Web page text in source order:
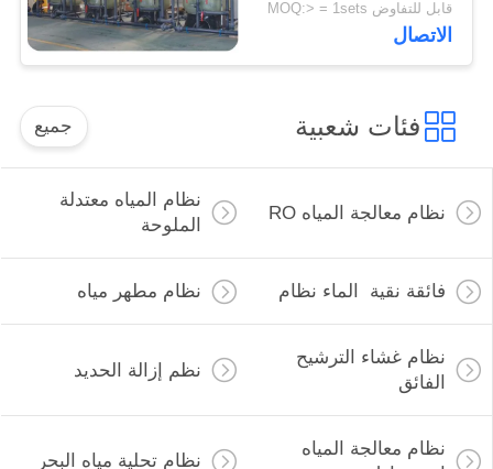
قابل للتفاوض MOQ:> = 1sets
الاتصال
فئات شعبية جميع
نظام معالجة المياه RO
نظام المياه معتدلة
الملوحة
فائقة نقية الماء نظام نظام مطهر مياه
نظام غشاء الترشيح
الفائق
نظم إزالة الحديد
نظام معالجة المياه
نظام تحلية مياه البحر